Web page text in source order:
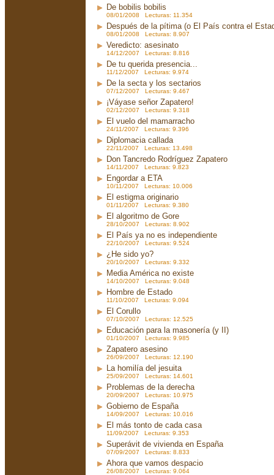
De bobilis bobilis
08/01/2008 Lecturas: 11.354
Después de la pítima (o El País contra el
08/01/2008 Lecturas: 8.907
Veredicto: asesinato
14/12/2007 Lecturas: 8.816
De tu querida presencia...
11/12/2007 Lecturas: 9.974
De la secta y los sectarios
07/12/2007 Lecturas: 9.467
¡Váyase señor Zapatero!
02/12/2007 Lecturas: 9.318
El vuelo del mamarracho
24/11/2007 Lecturas: 9.396
Diplomacia callada
22/11/2007 Lecturas: 13.498
Don Tancredo Rodríguez Zapatero
14/11/2007 Lecturas: 9.823
Engordar a ETA
10/11/2007 Lecturas: 10.006
El estigma originario
01/11/2007 Lecturas: 9.380
El algoritmo de Gore
28/10/2007 Lecturas: 8.902
El País ya no es independiente
22/10/2007 Lecturas: 9.524
¿He sido yo?
20/10/2007 Lecturas: 9.332
Media América no existe
14/10/2007 Lecturas: 9.048
Hombre de Estado
11/10/2007 Lecturas: 9.094
El Corullo
07/10/2007 Lecturas: 12.525
Educación para la masonería (y II)
01/10/2007 Lecturas: 9.985
Zapatero asesino
26/09/2007 Lecturas: 12.190
La homilía del jesuita
25/09/2007 Lecturas: 14.601
Problemas de la derecha
20/09/2007 Lecturas: 10.975
Gobierno de España
14/09/2007 Lecturas: 10.016
El más tonto de cada casa
11/09/2007 Lecturas: 9.353
Superávit de vivienda en España
07/09/2007 Lecturas: 8.833
Ahora que vamos despacio
26/08/2007 Lecturas: 9.064